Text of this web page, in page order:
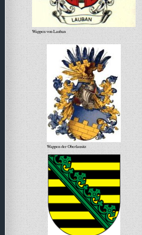
Wappen von Lauban
Wappen der Oberlausitz